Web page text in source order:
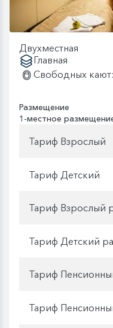
Двухместная
Главная
Свободных
Размещение
1-местное
Тариф Взрослый
Тариф Детский
Тариф Взрослый
Тариф Детский
Тариф
Тариф